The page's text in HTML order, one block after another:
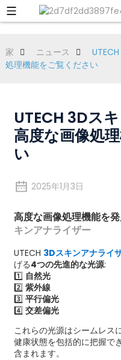
家 ニュース
処理機能をご覧ください
UTECH 3Dス
高度な画像処
い
2025年1月3日
高度な画像処理機能を
キンアナライザー
UTECH 3Dスキンアナライ
げる4つの先進的な光源:
1️⃣ 自然光
2️⃣ 紫外線
3️⃣ 平行偏光
4️⃣ 交差偏光
これらの光源はシームレス
健康状態を包括的に把握で
含まれます。